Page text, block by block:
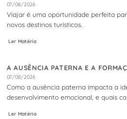
07/08/2026
Viajar é uma oportunidade perfeita
novos destinos turísticos.
Ler Matéria
A AUSÊNCIA PATERNA E A
07/08/2026
Como a ausência paterna impacta a
desenvolvimento emocional, e quais
Ler Matéria